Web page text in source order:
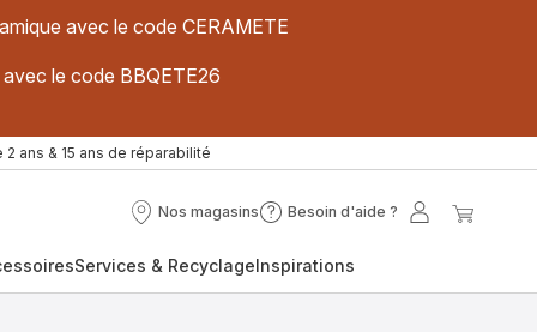
avec le code CERAMETE
le code BBQETE26
2 ans & 15 ans de réparabilité
Nos magasins
Nos
Besoin d'aide ?
Besoin
?
Mon
Services & RecyclageInspirations